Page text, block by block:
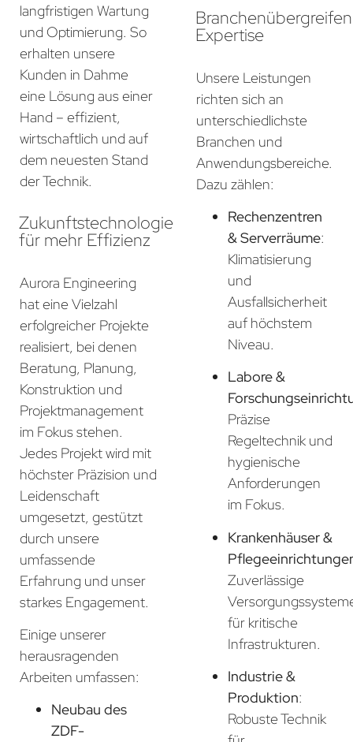
langfristigen Wartung
und Optimierung. So
erhalten unsere
Kunden in Dahme
eine Lösung aus einer
Hand – effizient,
wirtschaftlich und auf
dem neuesten Stand
der Technik.
Zukunftstechnologie
für mehr Effizienz
Aurora Engineering
hat eine Vielzahl
erfolgreicher Projekte
realisiert, bei denen
Beratung, Planung,
Konstruktion und
Projektmanagement
im Fokus stehen.
Jedes Projekt wird mit
höchster Präzision und
Leidenschaft
umgesetzt, gestützt
durch unsere
umfassende
Erfahrung und unser
starkes Engagement.
Einige unserer
herausragenden
Arbeiten umfassen:
Neubau des
ZDF-
Expertise
Unsere Leistungen
richten sich an
unterschiedlichste
Branchen und
Anwendungsbereiche.
Dazu zählen:
Rechenzentren
& Serverräume:
Klimatisierung
und
Ausfallsicherheit
auf höchstem
Niveau.
Labore &
Präzise
Regeltechnik und
hygienische
Anforderungen
im Fokus.
Krankenhäuser &
Zuverlässige
für kritische
Infrastrukturen.
Industrie &
Produktion:
Robuste Technik